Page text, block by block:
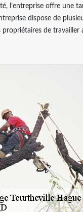
l’entreprise offre une
dispose de
de travailler